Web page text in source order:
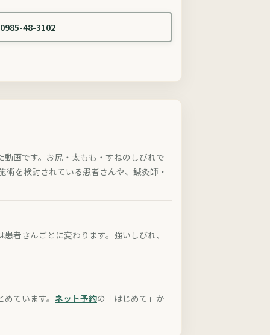
48-3102
画です。お尻・太もも・すねのしびれで
を検討されている患者さんや、鍼灸師・
者さんごとに変わります。強いしびれ、
ています。 ネット予約の「はじめて」か